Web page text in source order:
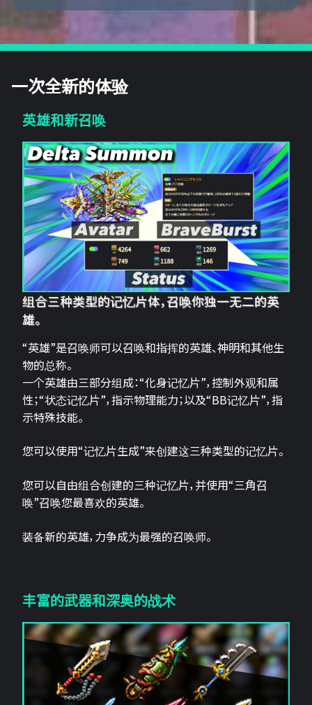
一次全新的体验
英雄和新召唤
组合三种类型的记忆片体，召唤你独一无二的英
雄。
“英雄”是召唤师可以召唤和指挥的英雄、神明和其他生
物的总称。
一个英雄由三部分组成：“化身记忆片”，控制外观和属
性；“状态记忆片”，指示物理能力；以及“BB记忆片”，指
示特殊技能。
您可以使用“记忆片生成”来创建这三种类型的记忆片。
您可以自由组合创建的三种记忆片，并使用“三角召
唤”召唤您最喜欢的英雄。
装备新的英雄，力争成为最强的召唤师。
丰富的武器和深奥的战术